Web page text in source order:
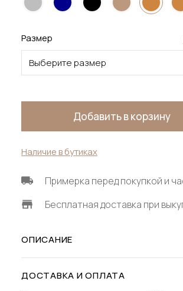
Размер
Выберите размер
Добавить в корзину
Наличие в бутиках
Примерка перед покупкой и
Бесплатная доставка при
ОПИСАНИЕ
ДОСТАВКА И ОПЛАТА